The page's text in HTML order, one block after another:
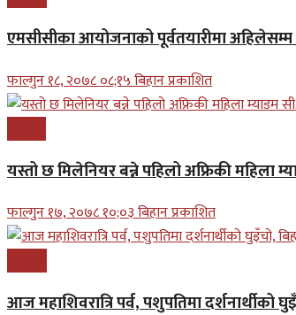
एमसीसीका आयोजनाको पूर्वतयारीमा
फाल्गुन १८, २०७८ ०८;१५ बिहान प्रकाशित
यस्तो छ मिलेनियर बन्ने पहिलो अफ्रिकी महिला
फाल्गुन १७, २०७८ १०;०३ बिहान प्रकाशित
आज महाशिवरात्रि पर्व, पशुपतिमा